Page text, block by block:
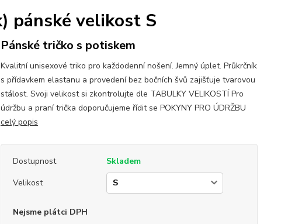
pánské velikost S
Pánské tričko s potiskem
Kvalitní unisexové triko pro každodenní nošení. Jemný úplet. Průkrčník
s přídavkem elastanu a provedení bez bočních švů zajišťuje tvarovou
stálost. Svoji velikost si zkontrolujte dle TABULKY VELIKOSTÍ Pro
údržbu a praní trička doporučujeme řídit se POKYNY PRO ÚDRŽBU
celý popis
Dostupnost
Skladem
Velikost
Nejsme plátci DPH